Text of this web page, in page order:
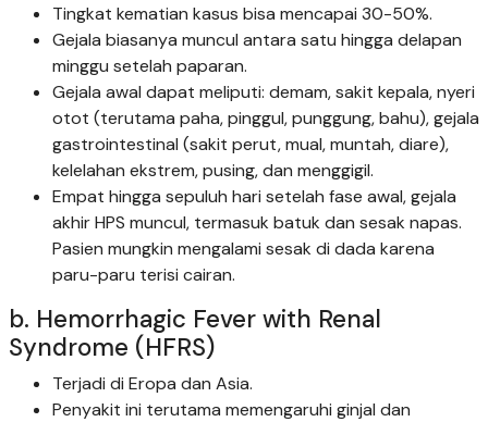
Tingkat kematian kasus bisa mencapai 30-50%.
Gejala biasanya muncul antara satu hingga delapan
minggu setelah paparan.
Gejala awal dapat meliputi: demam, sakit kepala, nyeri
otot (terutama paha, pinggul, punggung, bahu), gejala
gastrointestinal (sakit perut, mual, muntah, diare),
kelelahan ekstrem, pusing, dan menggigil.
Empat hingga sepuluh hari setelah fase awal, gejala
akhir HPS muncul, termasuk batuk dan sesak napas.
Pasien mungkin mengalami sesak di dada karena
paru-paru terisi cairan.
b. Hemorrhagic Fever with Renal
Syndrome (HFRS)
Terjadi di Eropa dan Asia.
Penyakit ini terutama memengaruhi ginjal dan